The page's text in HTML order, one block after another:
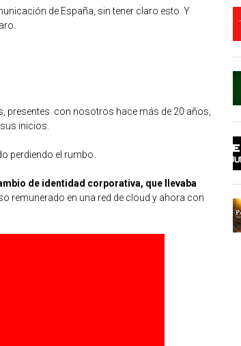
de España, sin tener claro esto. Y
presentes con nosotros hace más de 20 años,
inicios.
perdiendo el rumbo.
de identidad corporativa, que llevaba
remunerado en una red de cloud y ahora con